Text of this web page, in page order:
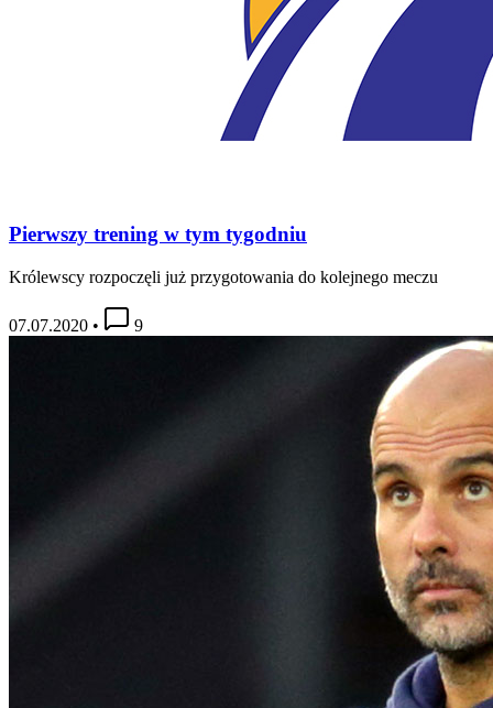
Pierwszy trening w tym tygodniu
Królewscy rozpoczęli już przygotowania do kolejnego meczu
07.07.2020 • 9